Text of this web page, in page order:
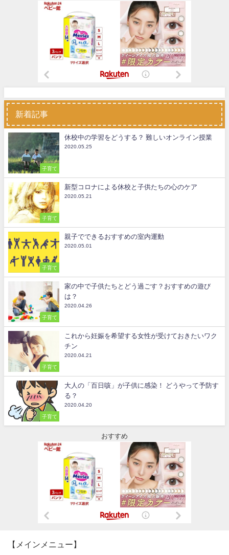
新着記事
子育て
休校中の学習をどうする？ 難しいオンライン授業
2020.05.25
子育て
新型コロナによる休校と子供たちの心のケア
2020.05.21
子育て
親子でできるおすすめの室内運動
2020.05.01
子育て
家の中で子供たちとどう過ごす？おすすめの遊び
は？
2020.04.26
子育て
これから妊娠を希望する女性が受けておきたいワク
チン
2020.04.21
子育て
大人の「百日咳」が子供に感染！ どうやって予防す
る？
2020.04.20
おすすめ
【メインメニュー】